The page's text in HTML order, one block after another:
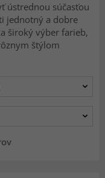
ústrednou súčasťou
jednotný a dobre
široký výber farieb,
štýlom